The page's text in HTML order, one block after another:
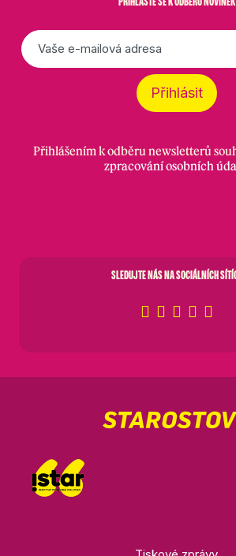
E-
mail
Přihlásit
Přihlášením k odběru newsletterů
zpracování osobních
SLEDUJTE NÁS NA SOCIÁLNÍCH